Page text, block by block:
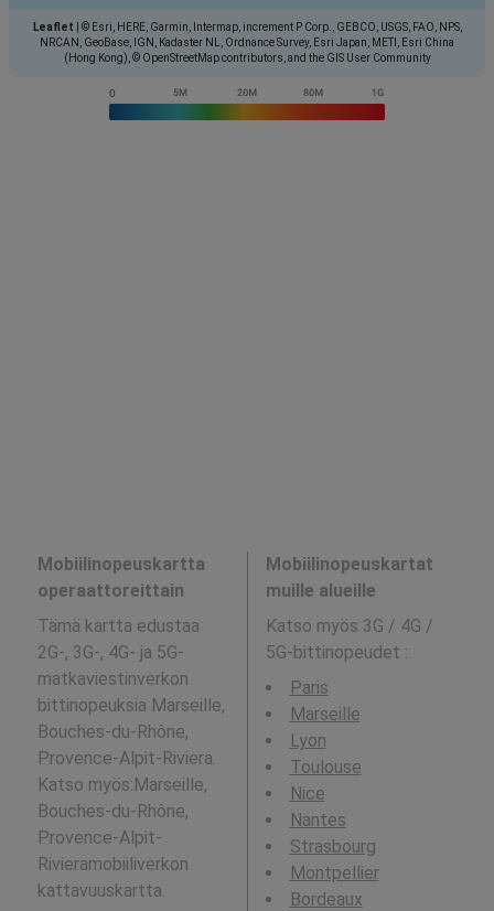
Leaflet
© Esri, HERE, Garmin, Intermap, increment P Corp., GEBCO, USGS, FAO, NPS,
NRCAN, GeoBase, IGN, Kadaster NL, Ordnance Survey, Esri Japan, METI, Esri China
(Hong Kong), © OpenStreetMap contributors, and the GIS User Community
Mobiilinopeuskartta
operaattoreittain
Tämä kartta edustaa
2G-, 3G-, 4G- ja 5G-
matkaviestinverkon
bittinopeuksia Marseille,
Bouches-du-Rhône,
Provence-Alpit-Riviera.
Katso myös:Marseille,
Bouches-du-Rhône,
Provence-Alpit-
Rivieramobiiliverkon
kattavuuskartta.
Mobiilinopeuskartat
muille alueille
Katso myös 3G / 4G /
5G-bittinopeudet :
Paris
Marseille
Lyon
Toulouse
Nice
Nantes
Strasbourg
Montpellier
Bordeaux